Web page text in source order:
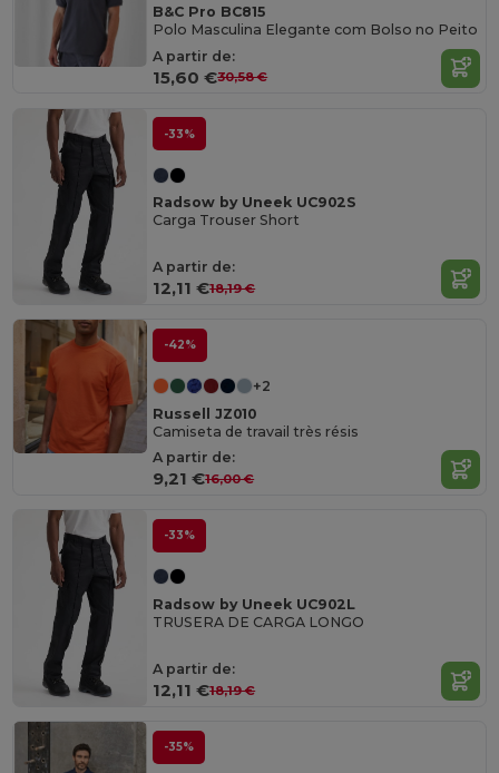
B&C Pro BC815
Polo Masculina Elegante com Bolso no Peito
A partir de:
15,60 €30,58 €
-33%
Radsow by Uneek UC902S
Carga Trouser Short
A partir de:
12,11 €18,19 €
-42%
+2
Russell JZ010
Camiseta de travail très résis
A partir de:
9,21 €16,00 €
-33%
Radsow by Uneek UC902L
TRUSERA DE CARGA LONGO
A partir de:
12,11 €18,19 €
-35%